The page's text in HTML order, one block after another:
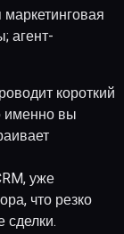
агент-
короткий
именно вы
уже
что резко
сделки.